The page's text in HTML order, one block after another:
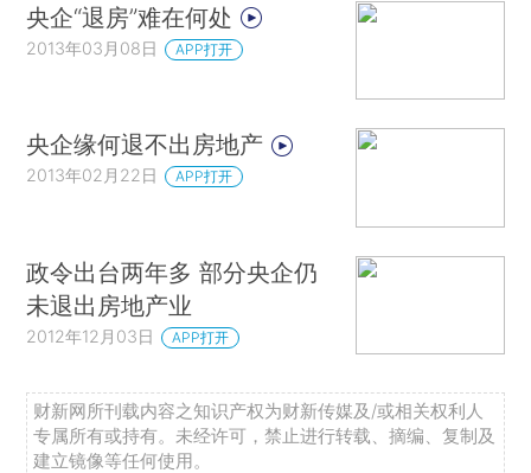
央企“退房”难在何处
2013年03月08日 APP打开
央企缘何退不出房地产
2013年02月22日 APP打开
政令出台两年多 部分央企仍
未退出房地产业
2012年12月03日 APP打开
财新网所刊载内容之知识产权为财新传媒及/或相关权利人
专属所有或持有。未经许可，禁止进行转载、摘编、复制及
建立镜像等任何使用。